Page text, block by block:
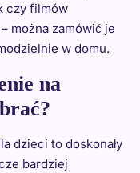
czy filmów
można zamówić je
w domu.
na
dzieci to doskonały
bardziej